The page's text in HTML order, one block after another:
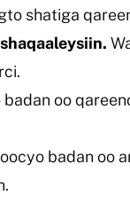
shatiga
oo
badan oo